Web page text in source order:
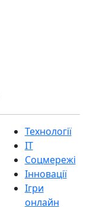
Технології
IT
Соцмережі
Інновації
Ігри
онлайн